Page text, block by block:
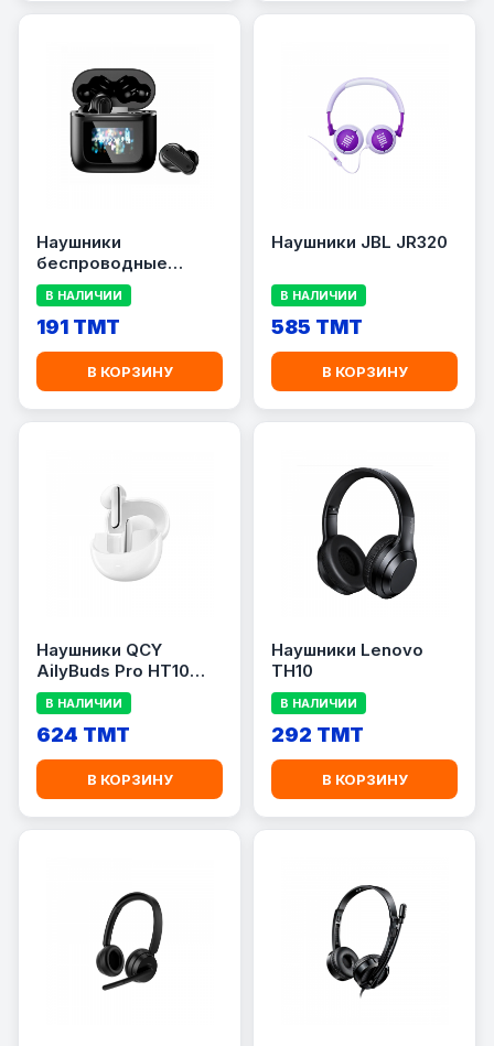
Наушники
беспроводные
блютуз YX27 TWS
В НАЛИЧИИ
191 TMT
В КОРЗИНУ
Наушники JBL JR320
В НАЛИЧИИ
585 TMT
В КОРЗИНУ
Наушники QCY
AilyBuds Pro HT10
(White)
В НАЛИЧИИ
624 TMT
В КОРЗИНУ
Наушники Lenovo
TH10
В НАЛИЧИИ
292 TMT
В КОРЗИНУ